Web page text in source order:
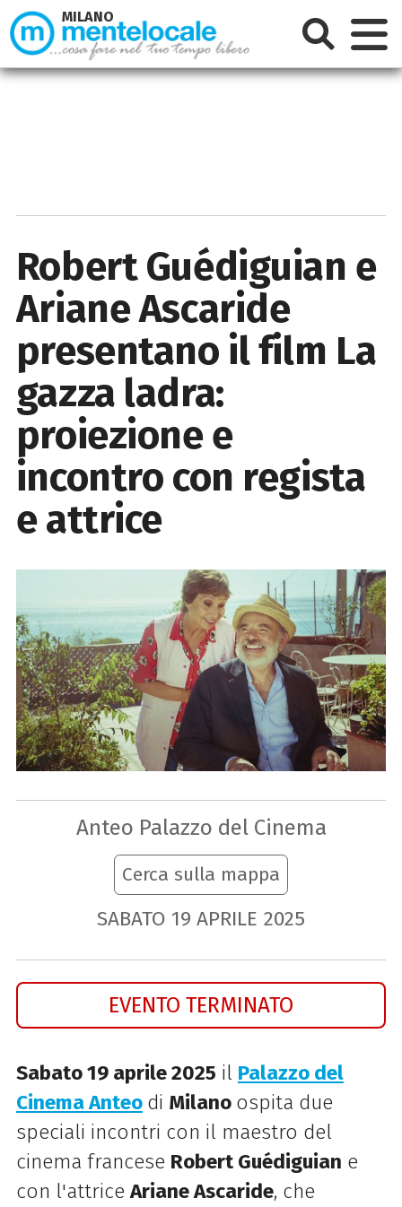
Robert Guédiguian e
Ariane Ascaride
presentano il film La
gazza ladra:
proiezione e
incontro con regista
e attrice
Anteo Palazzo del Cinema
Cerca sulla mappa
SABATO 19 APRILE 2025
EVENTO TERMINATO
Sabato 19 aprile 2025 il Palazzo del
Cinema Anteo di Milano ospita due
speciali incontri con il maestro del
cinema francese Robert Guédiguian e
con l'attriceAriane Ascaride, che
MILANO